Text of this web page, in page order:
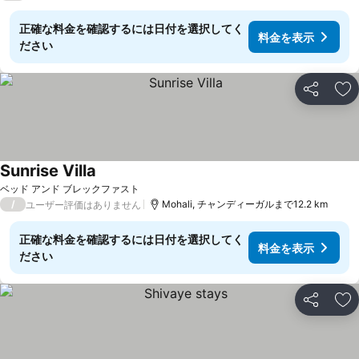
正確な料金を確認するには日付を選択してく
ださい
料金を表示
シェア お
ベッド アンド ブレックファスト
Sunrise Villa
/ ユーザー評価はありません Mohali, チャンディーガルまで12.2 km
正確な料金を確認するには日付を選択してく
ださい
料金を表示
シェア お